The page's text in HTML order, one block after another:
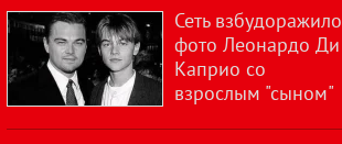
Сеть взбудоражило
фото Леонардо Ди
Каприо со
взрослым "сыном"